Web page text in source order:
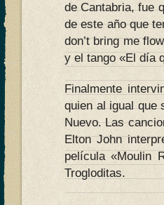
de Cantabria, fue
de este año que
don’t bring me
y el tango «El día
Finalmente
quien al igual que
Nuevo. Las
Elton John
película «Moulin
Trogloditas.